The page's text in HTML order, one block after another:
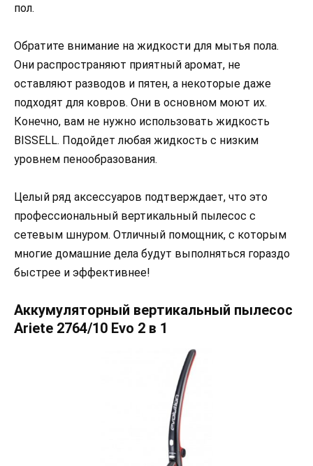
пол.
Обратите внимание на жидкости для мытья пола.
Они распространяют приятный аромат, не
оставляют разводов и пятен, а некоторые даже
подходят для ковров. Они в основном моют их.
Конечно, вам не нужно использовать жидкость
BISSELL. Подойдет любая жидкость с низким
уровнем пенообразования.
Целый ряд аксессуаров подтверждает, что это
профессиональный вертикальный пылесос с
сетевым шнуром. Отличный помощник, с которым
многие домашние дела будут выполняться гораздо
быстрее и эффективнее!
Аккумуляторный вертикальный пылесос
Ariete 2764/10 Evo 2 в 1